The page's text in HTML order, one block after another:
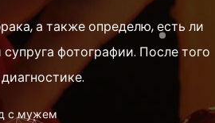
а также определю, есть ли
фотографии. После того
с мужем